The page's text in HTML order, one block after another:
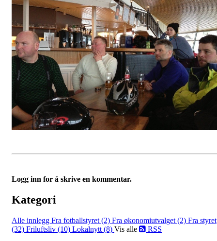
Logg inn for å skrive en kommentar.
Kategori
Alle innlegg Fra fotballstyret (2) Fra økonomiutvalget (2) Fra styret
(32) Friluftsliv (10) Lokalnytt (8) Vis alle RSS